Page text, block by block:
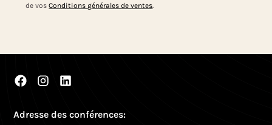
de vosConditions générales de ventes.
Adresse des conférences: